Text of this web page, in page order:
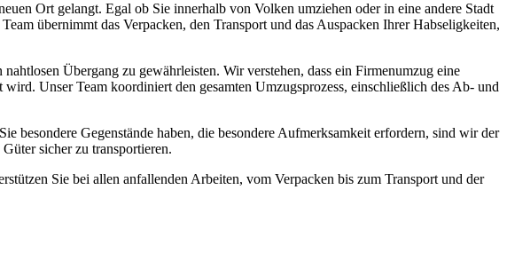
Ort gelangt. Egal ob Sie innerhalb von Volken umziehen oder in eine andere Stadt
übernimmt das Verpacken, den Transport und das Auspacken Ihrer Habseligkeiten,
Übergang zu gewährleisten. Wir verstehen, dass ein Firmenumzug eine
Unser Team koordiniert den gesamten Umzugsprozess, einschließlich des Ab- und
besondere Gegenstände haben, die besondere Aufmerksamkeit erfordern, sind wir der
sicher zu transportieren.
Sie bei allen anfallenden Arbeiten, vom Verpacken bis zum Transport und der